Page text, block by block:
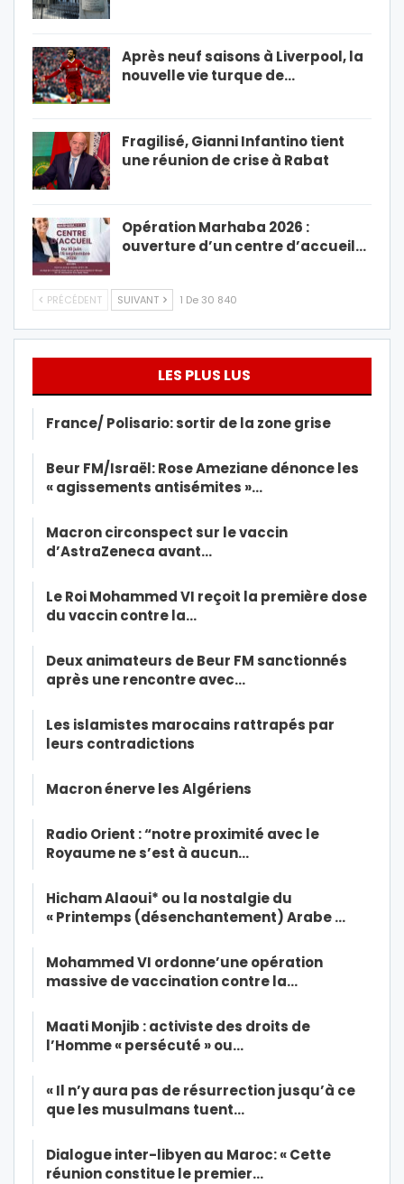
Après neuf saisons à Liverpool, la
nouvelle vie turque de…
Fragilisé, Gianni Infantino tient
une réunion de crise à Rabat
Opération Marhaba 2026 :
ouverture d’un centre d’accueil…
PRÉCÉDENT SUIVANT 1 De 30 840
LES PLUS LUS
France/ Polisario: sortir de la zone grise
Beur FM/Israël: Rose Ameziane dénonce les
« agissements antisémites »…
Macron circonspect sur le vaccin
d’AstraZeneca avant…
Le Roi Mohammed VI reçoit la première dose
du vaccin contre la…
Deux animateurs de Beur FM sanctionnés
après une rencontre avec…
Les islamistes marocains rattrapés par
leurs contradictions
Macron énerve les Algériens
Radio Orient : “notre proximité avec le
Royaume ne s’est à aucun…
Hicham Alaoui* ou la nostalgie du
« Printemps (désenchantement) Arabe …
Mohammed VI ordonne’une opération
massive de vaccination contre la…
Maati Monjib : activiste des droits de
l’Homme « persécuté » ou…
« Il n’y aura pas de résurrection jusqu’à ce
que les musulmans tuent…
Dialogue inter-libyen au Maroc: « Cette
réunion constitue le premier…